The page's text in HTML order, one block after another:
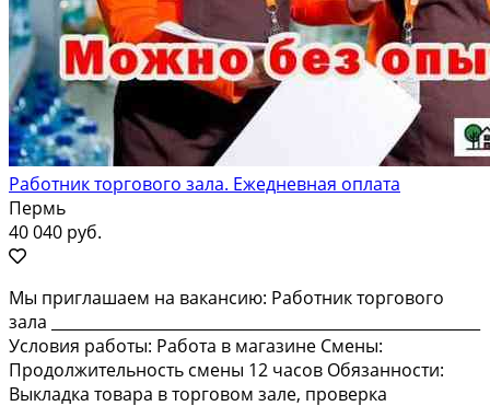
Работник торгового зала. Ежедневная оплата
Пермь
40 040 руб.
Мы приглашаем на вакансию: Работник торгового
зала ________________________________________________________
Условия работы: Работа в магазине Смены:
Продолжительность смены 12 часов Обязанности:
Выкладка товара в торговом зале, проверка